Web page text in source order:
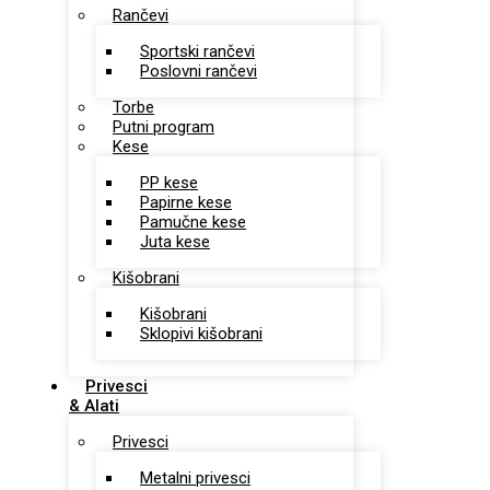
Rančevi
Sportski rančevi
Poslovni rančevi
Torbe
Putni program
Kese
PP kese
Papirne kese
Pamučne kese
Juta kese
Kišobrani
Kišobrani
Sklopivi kišobrani
Privesci
& Alati
Privesci
Metalni privesci